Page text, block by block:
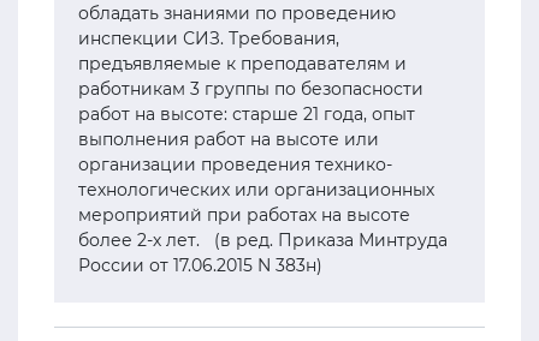
обладать знаниями по проведению
инспекции СИЗ. Требования,
предъявляемые к преподавателям и
работникам 3 группы по безопасности
работ на высоте: старше 21 года, опыт
выполнения работ на высоте или
организации проведения технико-
технологических или организационных
мероприятий при работах на высоте
более 2-х лет. (в ред. Приказа Минтруда
России от 17.06.2015 N 383н)